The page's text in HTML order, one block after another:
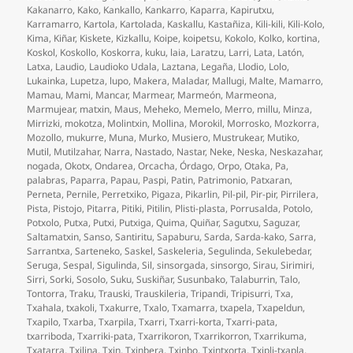
Kakanarro, Kako, Kankallo, Kankarro, Kaparra, Kapirutxu,
Karramarro, Kartola, Kartolada, Kaskallu, Kastañiza, Kili-kili, Kili-Kolo,
Kima, Kiñar, Kiskete, Kizkallu, Koipe, koipetsu, Kokolo, Kolko, kortina,
Koskol, Koskollo, Koskorra, kuku, laia, Laratzu, Larri, Lata, Latón,
Latxa, Laudio, Laudioko Udala, Laztana, Legaña, Llodio, Lolo,
Lukainka, Lupetza, lupo, Makera, Maladar, Mallugi, Malte, Mamarro,
Mamau, Mami, Mancar, Marmear, Marmeón, Marmeona,
Marmujear, matxin, Maus, Meheko, Memelo, Merro, millu, Minza,
Mirrizki, mokotza, Molintxin, Mollina, Morokil, Morrosko, Mozkorra,
Mozollo, mukurre, Muna, Murko, Musiero, Mustrukear, Mutiko,
Mutil, Mutilzahar, Narra, Nastado, Nastar, Neke, Neska, Neskazahar,
nogada,Okotx,Ondarea,Orcacha,Órdago,Orpo,Otaka, Pa,
palabras, Paparra, Papau, Paspi, Patin, Patrimonio, Patxaran,
Perneta, Pernile, Perretxiko, Pigaza, Pikarlin, Pil-pil, Pir-pir, Pirrilera,
Pista, Pistojo, Pitarra, Pitiki, Pitilin, Plisti-plasta, Porrusalda, Potolo,
Potxolo, Putxa, Putxi, Putxiga,Quima,Quiñar,Sagutxu,Saguzar,
Saltamatxin,Sanso,Santiritu,Sapaburu,Sarda,Sarda-kako,Sarra,
Sarrantxa,Sarteneko,Saskel,Saskeleria,Segulinda,Sekulebedar,
Seruga,Sespal,Sigulinda,Sil,sinsorgada,sinsorgo,Sirau,Sirimiri,
Sirri,Sorki,Sosolo,Suku,Suskiñar,Susunbako,Talaburrin,Talo,
Tontorra,Traku,Trauski,Trauskileria,Tripandi,Tripisurri,Txa,
Txahala,txakoli,Txakurre,Txalo,Txamarra,txapela,Txapeldun,
Txapilo,Txarba,Txarpila,Txarri,Txarri-korta,Txarri-pata,
txarriboda,Txarriki-pata,Txarrikoron,Txarrikorron,Txarrikuma,
Txatarra,Txilina,Txin,Txinbera,Txinbo,Txintxorta,Txipli-txapla,